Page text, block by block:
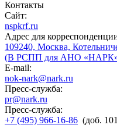
Контакты
Сайт:
nspkrf.ru
Адрес для
109240, Москва,
(В РСПП для АНО
E-mail:
nok-nark@nark.ru
Пресс-служба:
pr@nark.ru
Пресс-служба:
+7 (495) 966-16-86 (доб.